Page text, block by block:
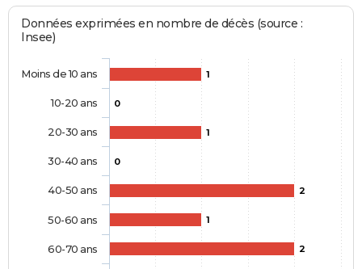
Données exprimées en nombre de décès (source :
Insee)
1
0
1
0
2
1
2
Moins de 10 ans
10-20 ans
20-30 ans
30-40 ans
40-50 ans
50-60 ans
60-70 ans